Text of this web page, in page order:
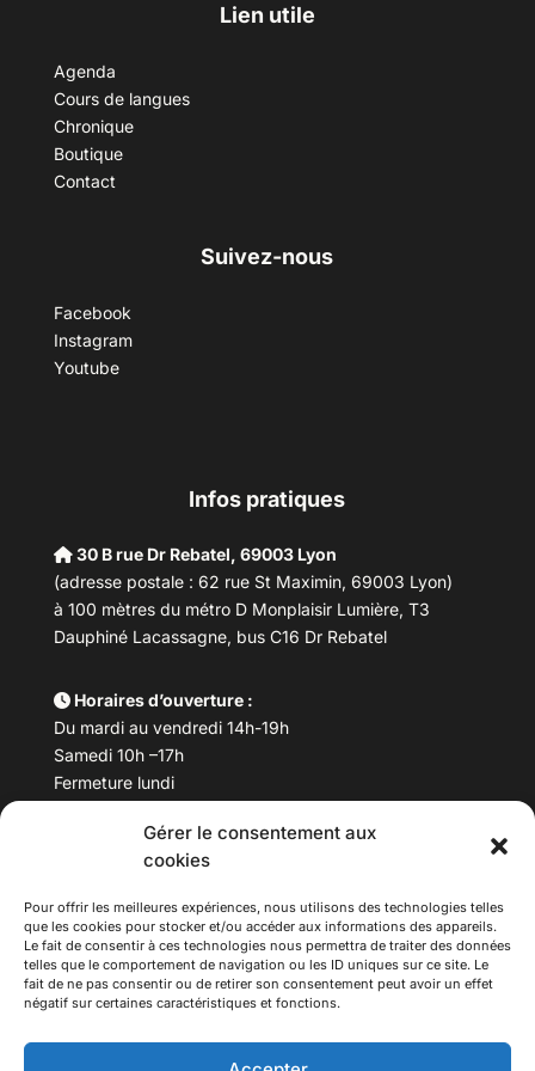
Gérer le consentement aux
cookies
Pour offrir les meilleures expériences, nous utilisons des technologies telles
que les cookies pour stocker et/ou accéder aux informations des appareils.
Le fait de consentir à ces technologies nous permettra de traiter des données
telles que le comportement de navigation ou les ID uniques sur ce site. Le
fait de ne pas consentir ou de retirer son consentement peut avoir un effet
négatif sur certaines caractéristiques et fonctions.
Lien utile
Agenda
Cours de langues
Chronique
Boutique
Contact
Suivez-nous
Facebook
Instagram
Youtube
Infos pratiques
30 B rue Dr Rebatel, 69003 Lyon
(adresse postale : 62 rue St Maximin, 69003 Lyon)
à 100 mètres du métro D Monplaisir Lumière, T3
Dauphiné Lacassagne, bus C16 Dr Rebatel
Horaires d’ouverture :
Du mardi au vendredi 14h-19h
Samedi 10h –17h
Fermeture lundi
Téléphone : 04 78 53 06 40
maisondesculturesasiatiques@asiexpo.com